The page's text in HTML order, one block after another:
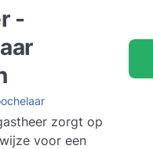
-
zorgt op
voor een